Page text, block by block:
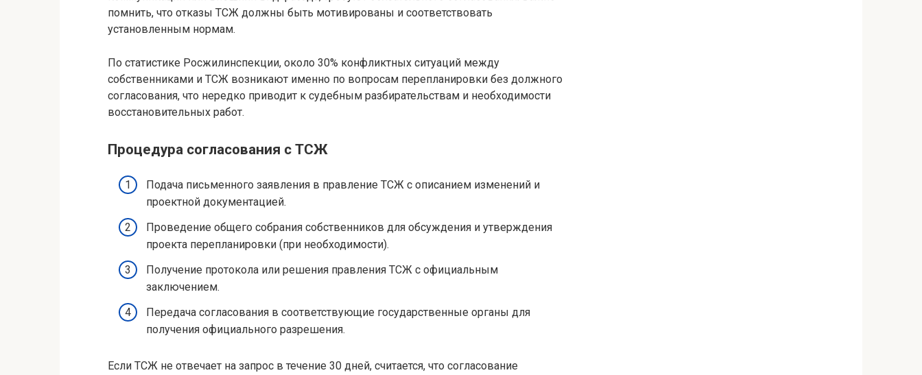
помнить, что отказы ТСЖ должны быть мотивированы и соответствовать
установленным нормам.
По статистике Росжилинспекции, около 30% конфликтных ситуаций между
собственниками и ТСЖ возникают именно по вопросам перепланировки без должного
согласования, что нередко приводит к судебным разбирательствам и необходимости
восстановительных работ.
Процедура согласования с ТСЖ
Подача письменного заявления в правление ТСЖ с описанием изменений и
проектной документацией.
Проведение общего собрания собственников для обсуждения и утверждения
проекта перепланировки (при необходимости).
Получение протокола или решения правления ТСЖ с официальным
заключением.
Передача согласования в соответствующие государственные органы для
получения официального разрешения.
Если ТСЖ не отвечает на запрос в течение 30 дней, считается, что согласование